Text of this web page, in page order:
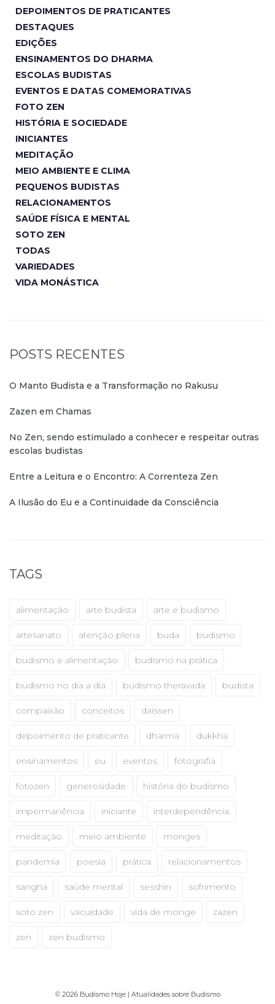
DEPOIMENTOS DE PRATICANTES
DESTAQUES
EDIÇÕES
ENSINAMENTOS DO DHARMA
ESCOLAS BUDISTAS
EVENTOS E DATAS COMEMORATIVAS
FOTO ZEN
HISTÓRIA E SOCIEDADE
INICIANTES
MEDITAÇÃO
MEIO AMBIENTE E CLIMA
PEQUENOS BUDISTAS
RELACIONAMENTOS
SAÚDE FÍSICA E MENTAL
SOTO ZEN
TODAS
VARIEDADES
VIDA MONÁSTICA
POSTS RECENTES
O Manto Budista e a Transformação no Rakusu
Zazen em Chamas
No Zen, sendo estimulado a conhecer e respeitar outras
escolas budistas
Entre a Leitura e o Encontro: A Correnteza Zen
A Ilusão do Eu e a Continuidade da Consciência
TAGS
alimentação arte budista arte e budismo
artesanato atenção plena buda budismo
budismo e alimentação budismo na prática
budismo no dia a dia budismo theravada budista
compaixão conceitos daissen
depoimento de praticante dharma dukkha
ensinamentos eu eventos fotografia
fotozen generosidade história do budismo
impermanência iniciante interdependência
meditação meio ambiente monges
pandemia poesia prática relacionamentos
sangha saúde mental sesshin sofrimento
soto zen vacuidade vida de monge zazen
zen zen budismo
© 2026 Budismo Hoje | Atualidades sobre Budismo